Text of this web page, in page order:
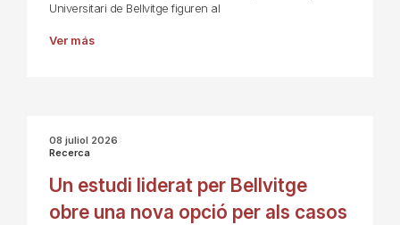
Universitari de Bellvitge figuren al
Ver más
08 juliol 2026
Recerca
Un estudi liderat per Bellvitge
obre una nova opció per als casos